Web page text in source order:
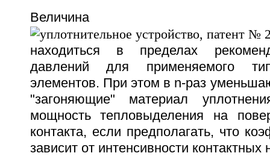
Величина
находиться в пределах
давлений для применяемого
элементов. При этом в n-раз
"загоняющие" материал
мощность тепловыделения на
контакта, если предполагать, что
зависит от интенсивности контактных